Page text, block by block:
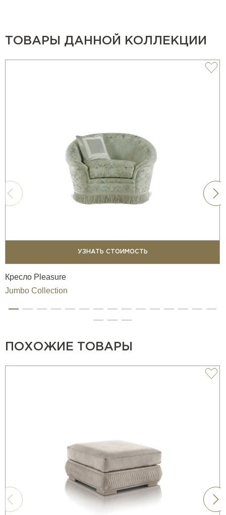
ТОВАРЫ ДАННОЙ КОЛЛЕКЦИИ
УЗНАТЬ СТОИМОСТЬ
Кресло Pleasure
Jumbo Collection
ПОХОЖИЕ ТОВАРЫ